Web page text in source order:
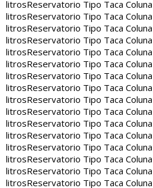
litrosReservatorio Tipo Taca
litrosReservatorio Tipo Taca
litrosReservatorio Tipo Taca
litrosReservatorio Tipo Taca
litrosReservatorio Tipo Taca
litrosReservatorio Tipo Taca
litrosReservatorio Tipo Taca
litrosReservatorio Tipo Taca
litrosReservatorio Tipo Taca
litrosReservatorio Tipo Taca
litrosReservatorio Tipo Taca
litrosReservatorio Tipo Taca
litrosReservatorio Tipo Taca
litrosReservatorio Tipo Taca
litrosReservatorio Tipo Taca
litrosReservatorio Tipo Taca